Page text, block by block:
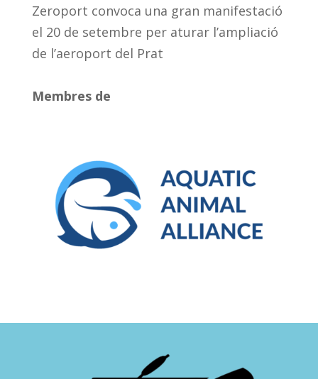
Zeroport convoca una gran manifestació
el 20 de setembre per aturar l’ampliació
de l’aeroport del Prat
Membres de